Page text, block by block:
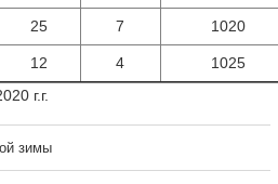
25 7 1020
12 4
1025
г.г.
зимы